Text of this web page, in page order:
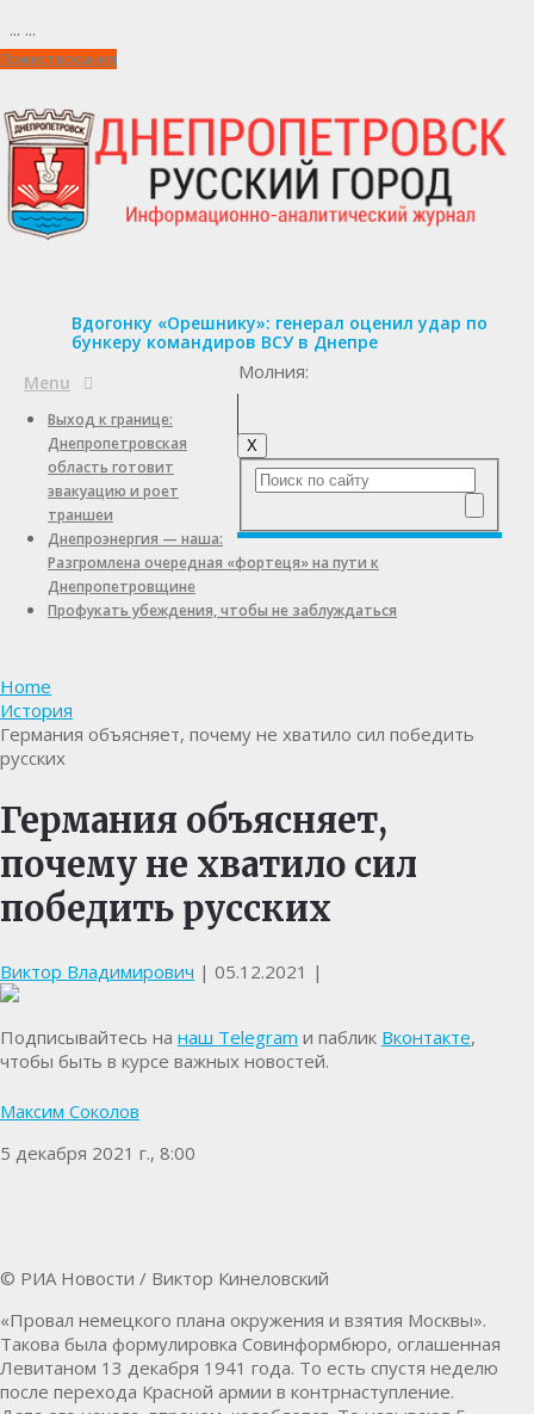
... ...
Пожертвования
Вдогонку «Орешнику»: генерал оценил удар по
бункеру командиров ВСУ в Днепре
Menu
X
Молния:
Выход к границе:
Днепропетровская
область готовит
эвакуацию и роет
траншеи
Днепроэнергия — наша:
Разгромлена очередная «фортеця» на пути к
Днепропетровщине
Профукать убеждения, чтобы не заблуждаться
Home
История
Германия объясняет, почему не хватило сил победить
русских
Германия объясняет,
почему не хватило сил
победить русских
Виктор Владимирович | 05.12.2021 |
Подписывайтесь на наш Telegram и паблик Вконтакте,
чтобы быть в курсе важных новостей.
Максим Соколов
5 декабря 2021 г., 8:00
© РИА Новости / Виктор Кинеловский
«Провал немецкого плана окружения и взятия Москвы».
Такова была формулировка Совинформбюро, оглашенная
Левитаном 13 декабря 1941 года. То есть спустя неделю
после перехода Красной армии в контрнаступление.